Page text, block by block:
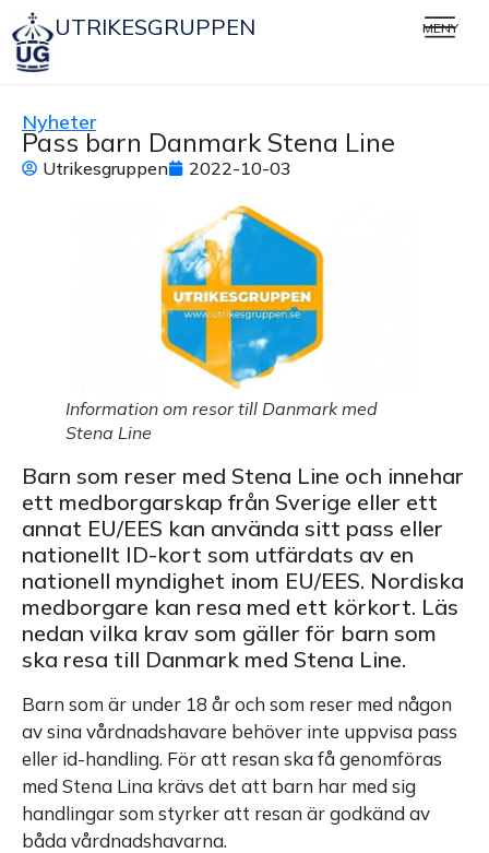
UTRIKESGRUPPEN MENY
Nyheter
Pass barn Danmark Stena Line
Utrikesgruppen 2022-10-03
Information om resor till Danmark med
Stena Line
Barn som reser med Stena Line och innehar
ett medborgarskap från Sverige eller ett
annat EU/EES kan använda sitt pass eller
nationellt ID-kort som utfärdats av en
nationell myndighet inom EU/EES. Nordiska
medborgare kan resa med ett körkort. Läs
nedan vilka krav som gäller för barn som
ska resa till Danmark med Stena Line.
Barn som är under 18 år och som reser med någon
av sina vårdnadshavare behöver inte uppvisa pass
eller id-handling. För att resan ska få genomföras
med Stena Lina krävs det att barn har med sig
handlingar som styrker att resan är godkänd av
båda vårdnadshavarna.